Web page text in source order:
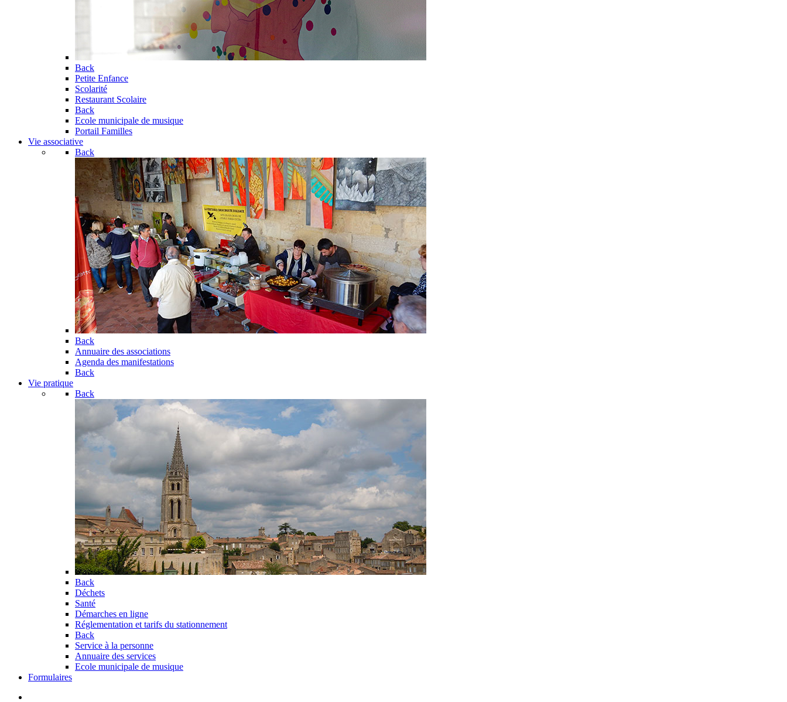
Back
Petite Enfance
Scolarité
Restaurant Scolaire
Back
Ecole municipale de musique
Portail Familles
Vie associative
Back
Back
Annuaire des associations
Agenda des manifestations
Back
Vie pratique
Back
Back
Déchets
Santé
Démarches en ligne
Réglementation et tarifs du stationnement
Back
Service à la personne
Annuaire des services
Ecole municipale de musique
Formulaires